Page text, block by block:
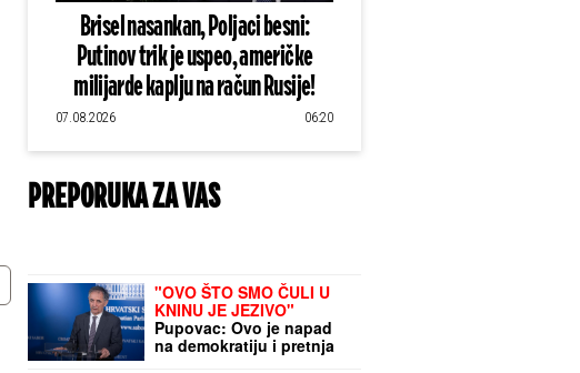
Brisel nasankan, Poljaci besni:
Putinov trik je uspeo, američke
milijarde kaplju na račun Rusije!
07.08.2026 06:20
PREPORUKA ZA VAS
"OVO ŠTO SMO ČULI U
KNINU JE JEZIVO"
Pupovac: Ovo je napad
na demokratiju i pretnja